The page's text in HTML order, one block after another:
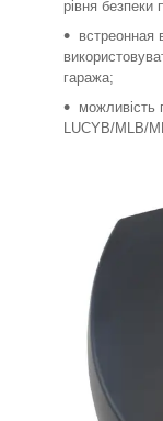
рівня безпеки
встреонная
гаража;
можливість
LUCYB/MLB/